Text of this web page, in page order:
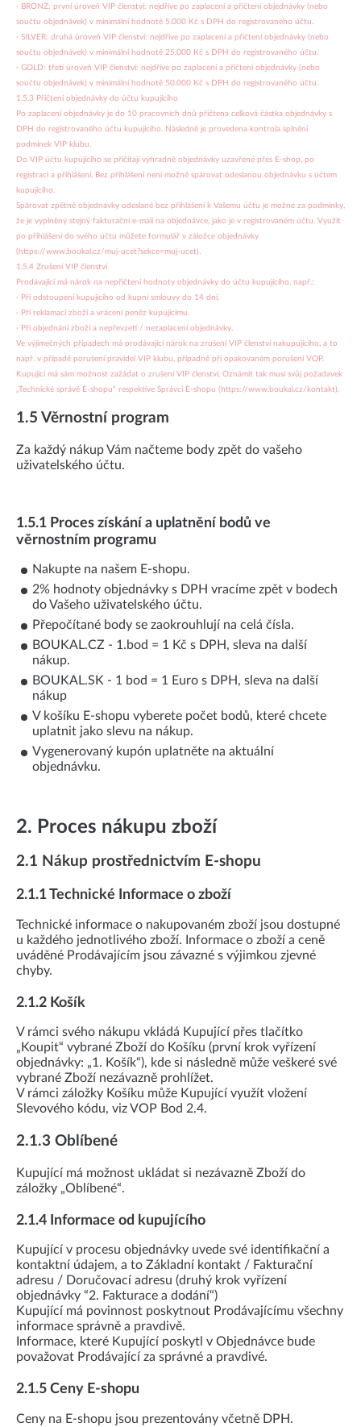
· BRONZ: první úroveň VIP členství: nejdříve po zaplacení a přičtení objednávky (nebo
součtu objednávek) v minimální hodnotě 5.000 Kč s DPH do registrovaného účtu.
· SILVER: druhá úroveň VIP členství: nejdříve po zaplacení a přičtení objednávky (nebo
součtu objednávek) v minimální hodnotě 25.000 Kč s DPH do registrovaného účtu.
· GOLD: třetí úroveň VIP členství: nejdříve po zaplacení a přičtení objednávky (nebo
součtu objednávek) v minimální hodnotě 50.000 Kč s DPH do registrovaného účtu.
1.5.3 Přičtení objednávky do účtu kupujícího
Po zaplacení objednávky je do 10 pracovních dnů přičtena celková částka objednávky s
DPH do registrovaného účtu kupujícího. Následně je provedena kontrola splnění
podmínek VIP klubu.
Do VIP účtu kupujícího se přičítají výhradně objednávky uzavřené přes E-shop, po
registraci a přihlášení. Bez přihlášení není možné spárovat odeslanou objednávku s účtem
kupujícího.
Spárovat zpětně objednávky odeslané bez přihlášení k Vašemu účtu je možné za podmínky,
že je vyplněný stejný fakturační e-mail na objednávce, jako je v registrovaném účtu. Využít
po přihlášení do svého účtu můžete formulář v záložce objednávky
(https://www.boukal.cz/muj-ucet?sekce=muj-ucet).
1.5.4 Zrušení VIP členství
Prodávající má nárok na nepřičtení hodnoty objednávky do účtu kupujícího, např.:
· Při odstoupení kupujícího od kupní smlouvy do 14 dní.
· Při reklamaci zboží a vrácení peněz kupujícímu.
· Při objednání zboží a nepřevzetí / nezaplacení objednávky.
Ve výjimečných případech má prodávající nárok na zrušení VIP členství nakupujícího, a to
např. v případě porušení pravidel VIP klubu, případně při opakovaném porušení VOP.
Kupující má sám možnost zažádat o zrušení VIP členství. Oznámit tak musí svůj požadavek
„Technické správě E-shopu“ respektive Správci E-shopu (https://www.boukal.cz/kontakt).
1.5 Věrnostní program
Za každý nákup Vám načteme body zpět do vašeho
uživatelského účtu.
1.5.1 Proces získání a uplatnění bodů ve
věrnostním programu
Nakupte na našem E-shopu.
2% hodnoty objednávky s DPH vracíme zpět v bodech
do Vašeho uživatelského účtu.
Přepočítané body se zaokrouhlují na celá čísla.
BOUKAL.CZ - 1.bod = 1 Kč s DPH, sleva na další
nákup.
BOUKAL.SK - 1 bod = 1 Euro s DPH, sleva na další
nákup
V košíku E-shopu vyberete počet bodů, které chcete
uplatnit jako slevu na nákup.
Vygenerovaný kupón uplatněte na aktuální
objednávku.
2. Proces nákupu zboží
2.1 Nákup prostřednictvím E-shopu
2.1.1 Technické Informace o zboží
Technické informace o nakupovaném zboží jsou dostupné
u každého jednotlivého zboží. Informace o zboží a ceně
uváděné Prodávajícím jsou závazné s výjimkou zjevné
chyby.
2.1.2 Košík
V rámci svého nákupu vkládá Kupující přes tlačítko
„Koupit“ vybrané Zboží do Košíku (první krok vyřízení
objednávky: „1. Košík“), kde si následně může veškeré své
vybrané Zboží nezávazně prohlížet.
V rámci záložky Košíku může Kupující využít vložení
Slevového kódu, viz VOP Bod 2.4.
2.1.3 Oblíbené
Kupující má možnost ukládat si nezávazně Zboží do
záložky „Oblíbené“.
2.1.4 Informace od kupujícího
Kupující v procesu objednávky uvede své identifikační a
kontaktní údajem, a to Základní kontakt / Fakturační
adresu / Doručovací adresu (druhý krok vyřízení
objednávky “2. Fakturace a dodání“)
Kupující má povinnost poskytnout Prodávajícímu všechny
informace správně a pravdivě.
Informace, které Kupující poskytl v Objednávce bude
považovat Prodávající za správné a pravdivé.
2.1.5 Ceny E-shopu
Ceny na E-shopu jsou prezentovány včetně DPH.